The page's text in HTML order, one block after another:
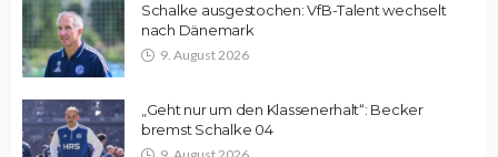
Schalke ausgestochen: VfB-Talent wechselt
nach Dänemark
9. August 2026
„Geht nur um den Klassenerhalt“: Becker
bremst Schalke 04